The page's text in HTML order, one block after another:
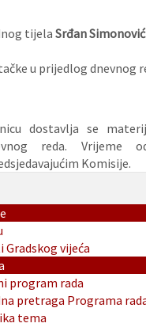
tijela Srđan Simonović
u prijedlog dnevnog
dostavlja se
reda. Vrijeme
Komisije.
Gradskog vijeća
program rada
pretraga Programa
tema